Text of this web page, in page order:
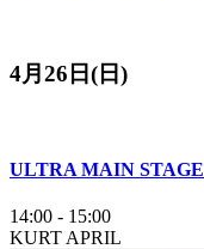
4月26日(日)
ULTRA MAIN STAGE
14:00 - 15:00
KURT APRIL